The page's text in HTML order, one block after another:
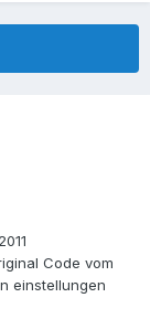
Code vom
einstellungen